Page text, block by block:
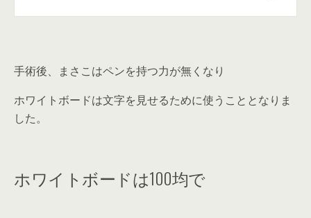
手術後、まさこはペンを持つ力が無くなり
ホワイトボードは文字を見せるために使うこととなりま
した。
ホワイトボードは100均で